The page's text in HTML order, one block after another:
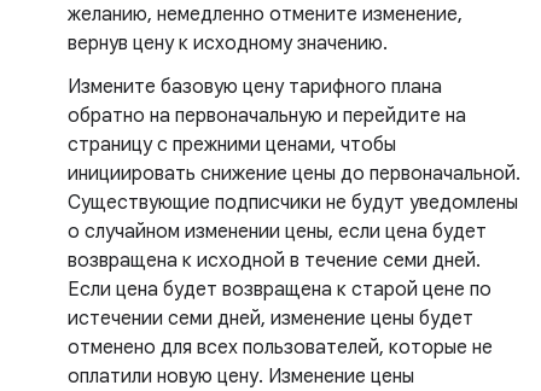
желанию, немедленно отмените изменение,
вернув цену к исходному значению.
Измените базовую цену тарифного плана
обратно на первоначальную и перейдите на
страницу с прежними ценами, чтобы
инициировать снижение цены до первоначальной.
Существующие подписчики не будут уведомлены
о случайном изменении цены, если цена будет
возвращена к исходной в течение семи дней.
Если цена будет возвращена к старой цене по
истечении семи дней, изменение цены будет
отменено для всех пользователей, которые не
оплатили новую цену. Изменение цены